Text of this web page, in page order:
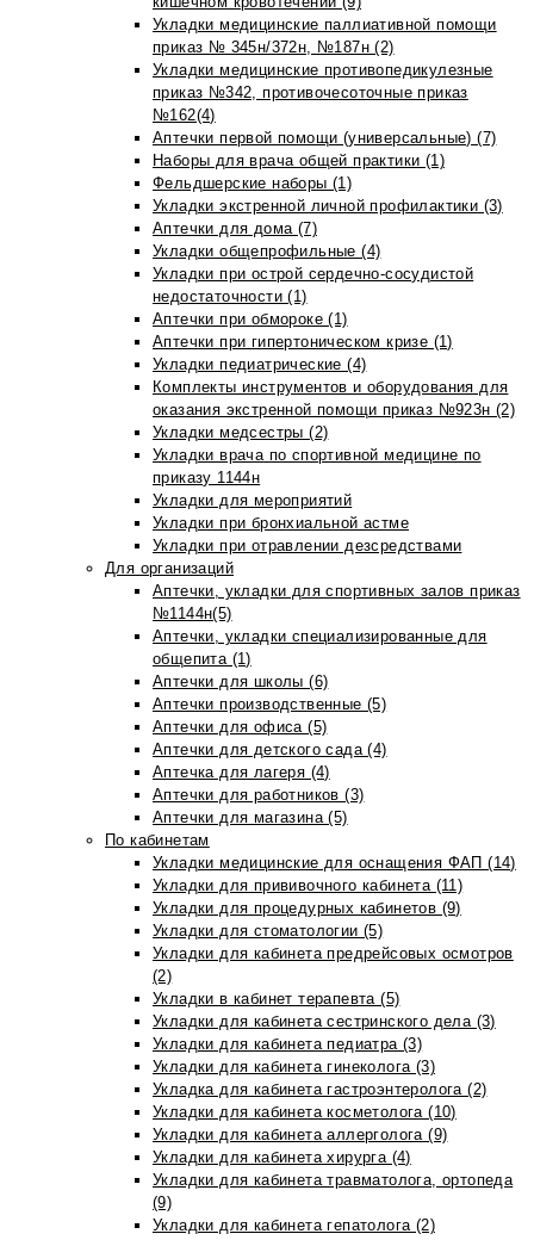
Укладки медицинские паллиативной помощи
приказ № 345н/372н, №187н (2)
Укладки медицинские противопедикулезные
приказ №342, противочесоточные приказ
№162(4)
Аптечки первой помощи (универсальные) (7)
Наборы для врача общей практики (1)
Фельдшерские наборы (1)
Укладки экстренной личной профилактики (3)
Аптечки для дома (7)
Укладки общепрофильные (4)
Укладки при острой сердечно-сосудистой
недостаточности (1)
Аптечки при обмороке (1)
Аптечки при гипертоническом кризе (1)
Укладки педиатрические (4)
Комплекты инструментов и оборудования для
оказания экстренной помощи приказ №923н (2)
Укладки медсестры (2)
Укладки врача по спортивной медицине по
приказу 1144н
Укладки для мероприятий
Укладки при бронхиальной астме
Укладки при отравлении дезсредствами
Для организаций
Аптечки, укладки для спортивных залов приказ
№1144н(5)
Аптечки, укладки специализированные для
общепита (1)
Аптечки для школы (6)
Аптечки производственные (5)
Аптечки для офиса (5)
Аптечки для детского сада (4)
Аптечка для лагеря (4)
Аптечки для работников (3)
Аптечки для магазина (5)
По кабинетам
Укладки медицинские для оснащения ФАП (14)
Укладки для прививочного кабинета (11)
Укладки для процедурных кабинетов (9)
Укладки для стоматологии (5)
Укладки для кабинета предрейсовых осмотров
(2)
Укладки в кабинет терапевта (5)
Укладки для кабинета сестринского дела (3)
Укладки для кабинета педиатра (3)
Укладки для кабинета гинеколога (3)
Укладка для кабинета гастроэнтеролога (2)
Укладки для кабинета косметолога (10)
Укладки для кабинета аллерголога (9)
Укладки для кабинета хирурга (4)
Укладки для кабинета травматолога, ортопеда
(9)
Укладки для кабинета гепатолога (2)